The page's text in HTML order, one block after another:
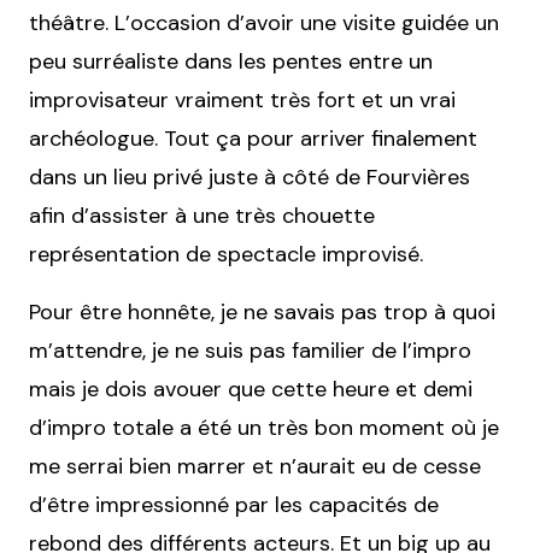
théâtre. L’occasion d’avoir une visite guidée un
peu surréaliste dans les pentes entre un
improvisateur vraiment très fort et un vrai
archéologue. Tout ça pour arriver finalement
dans un lieu privé juste à côté de Fourvières
afin d’assister à une très chouette
représentation de spectacle improvisé.
Pour être honnête, je ne savais pas trop à quoi
m’attendre, je ne suis pas familier de l’impro
mais je dois avouer que cette heure et demi
d’impro totale a été un très bon moment où je
me serrai bien marrer et n’aurait eu de cesse
d’être impressionné par les capacités de
rebond des différents acteurs. Et un big up au